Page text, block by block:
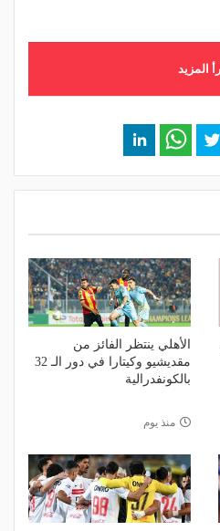
المزيد
الأهلي ينتظر الفائز من
مقديشيو وكيتارا في دور الـ 32
بالكونفدرالية
منذ يوم